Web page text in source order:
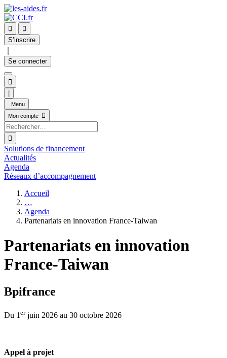


S’inscrire
Se connecter

Menu
Mon compte


Solutions de financement
Actualités
Agenda
Réseaux d’accompagnement
Accueil
…
Agenda
Partenariats en innovation France-Taiwan
Partenariats en innovation
France-Taiwan
Bpifrance
Du 1 erjuin 2026 au 30 octobre 2026
Appel à projet